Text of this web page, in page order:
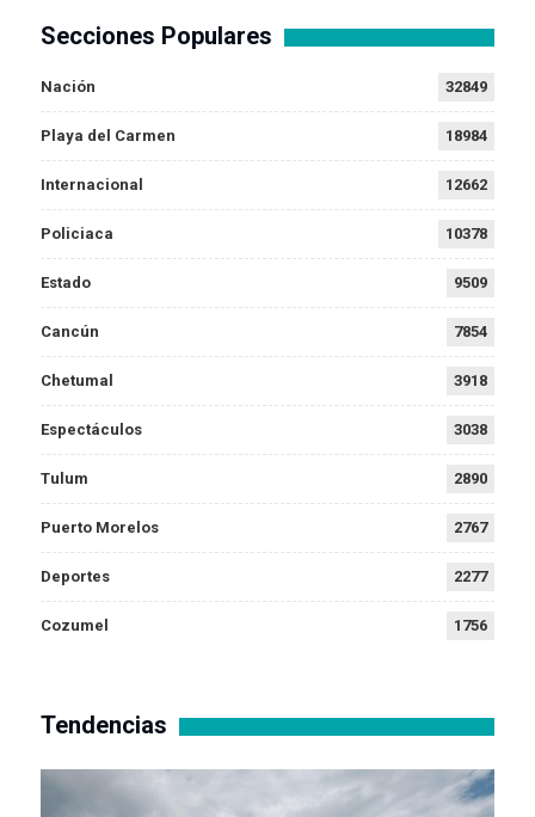
Secciones Populares
Nación 32849
Playa del Carmen 18984
Internacional 12662
Policiaca 10378
Estado 9509
Cancún 7854
Chetumal 3918
Espectáculos 3038
Tulum 2890
Puerto Morelos 2767
Deportes 2277
Cozumel 1756
Tendencias